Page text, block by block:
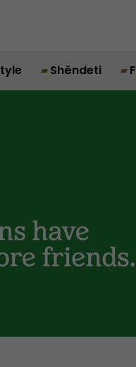
Shëndeti